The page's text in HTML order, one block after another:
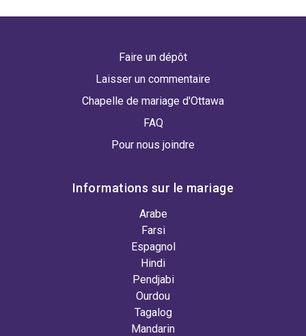
Faire un dépôt
Laisser un commentaire
Chapelle de mariage d'Ottawa
FAQ
Pour nous joindre
Informations sur le mariage
Arabe
Farsi
Espagnol
Hindi
Pendjabi
Ourdou
Tagalog
Mandarin